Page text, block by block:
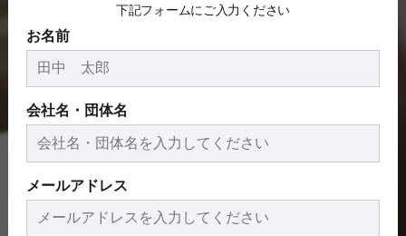
下記フォームにご入力ください
お名前
会社名・団体名
メールアドレス